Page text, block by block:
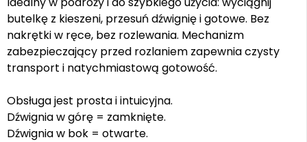
butelkę z kieszeni, przesuń dźwignię i gotowe. Bez
nakrętki w ręce, bez rozlewania. Mechanizm
zabezpieczający przed rozlaniem zapewnia czysty
transport i natychmiastową gotowość.
Obsługa jest prosta i intuicyjna.
Dźwignia w górę = zamknięte.
Dźwignia w bok = otwarte.